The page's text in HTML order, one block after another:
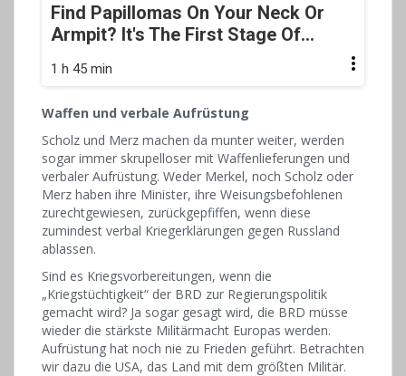
Find Papillomas On Your Neck Or
Armpit? It's The First Stage Of...
1 h 45 min
Waffen und verbale Aufrüstung
Scholz und Merz machen da munter weiter, werden
sogar immer skrupelloser mit Waffenlieferungen und
verbaler Aufrüstung. Weder Merkel, noch Scholz oder
Merz haben ihre Minister, ihre Weisungsbefohlenen
zurechtgewiesen, zurückgepfiffen, wenn diese
zumindest verbal Kriegerklärungen gegen Russland
ablassen.
Sind es Kriegsvorbereitungen, wenn die
„Kriegstüchtigkeit“ der BRD zur Regierungspolitik
gemacht wird? Ja sogar gesagt wird, die BRD müsse
wieder die stärkste Militärmacht Europas werden.
Aufrüstung hat noch nie zu Frieden geführt. Betrachten
wir dazu die USA, das Land mit dem größten Militär.